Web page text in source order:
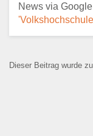
E-
News via
Dieser Beitrag wurde